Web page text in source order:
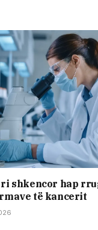
ri shkencor hap
të kancerit